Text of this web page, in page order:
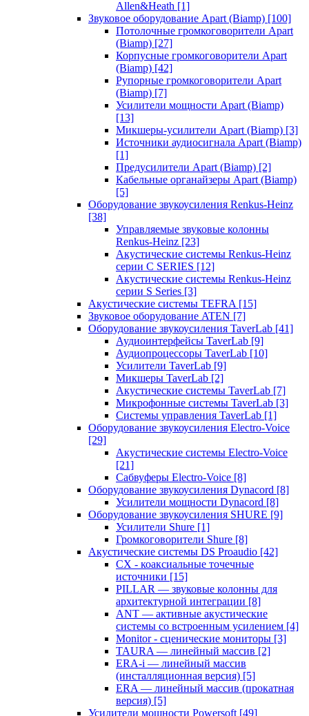
Allen&Heath [1]
Звуковое оборудование Apart (Biamp) [100]
Потолочные громкоговорители Apart
(Biamp) [27]
Корпусные громкоговорители Apart
(Biamp) [42]
Рупорные громкоговорители Apart
(Biamp) [7]
Усилители мощности Apart (Biamp)
[13]
Микшеры-усилители Apart (Biamp) [3]
Источники аудиосигнала Apart (Biamp)
[1]
Предусилители Apart (Biamp) [2]
Кабельные органайзеры Apart (Biamp)
[5]
Оборудование звукоусиления Renkus-Heinz
[38]
Управляемые звуковые колонны
Renkus-Heinz [23]
Акустические системы Renkus-Heinz
серии C SERIES [12]
Акустические системы Renkus-Heinz
серии S Series [3]
Акустические системы TEFRA [15]
Звуковое оборудование ATEN [7]
Оборудование звукоусиления TaverLab [41]
Аудиоинтерфейсы TaverLab [9]
Аудиопроцессоры TaverLab [10]
Усилители TaverLab [9]
Микшеры TaverLab [2]
Акустические системы TaverLab [7]
Микрофонные системы TaverLab [3]
Системы управления TaverLab [1]
Оборудование звукоусиления Electro-Voice
[29]
Акустические системы Electro-Voice
[21]
Сабвуферы Electro-Voice [8]
Оборудование звукоусиления Dynacord [8]
Усилители мощности Dynacord [8]
Оборудование звукоусиления SHURE [9]
Усилители Shure [1]
Громкоговорители Shure [8]
Акустические системы DS Proaudio [42]
CX - коаксиальные точечные
источники [15]
PILLAR — звуковые колонны для
архитектурной интеграции [8]
ANT — активные акустические
системы со встроенным усилением [4]
Monitor - сценические мониторы [3]
TAURA — линейный массив [2]
ERA-i — линейный массив
(инсталляционная версия) [5]
ERA — линейный массив (прокатная
версия) [5]
Усилители мощности Powersoft [49]